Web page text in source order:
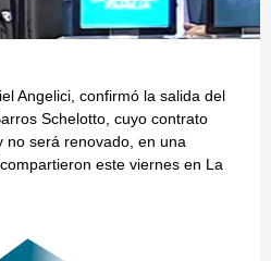
Angelici, confirmó la salida del
Schelotto, cuyo contrato
no será renovado, en una
este viernes en La